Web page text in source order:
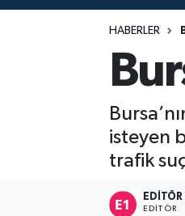
HABERLER
isteyen
trafik
EDITÖR
EDITÖR
Son Dakika Haberleri
Haber Arşivi